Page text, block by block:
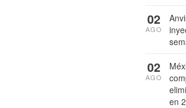
02
AGO
en
02
AGO